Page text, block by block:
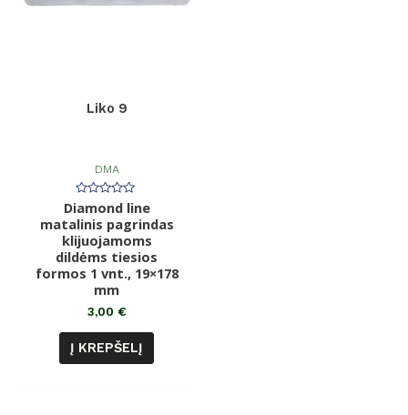
Liko 9
DMA
Įvertinimas:
0
iš
5
Diamond line
matalinis pagrindas
klijuojamoms
dildėms tiesios
formos 1 vnt., 19×178
mm
3,00 €
Į KREPŠELĮ